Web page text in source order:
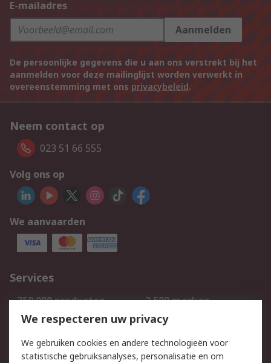
E-mailadres
Aanmelden
De persoonlijke gegevens die u aan ons verstrekt bij het
aanmelden voor deze mailinglijst worden verwerkt in
overeenstemming met ons privacybeleid.
Neem contact op
023 51 66 555
Volg ons op
We aanvaarden
Services
750.000 producten
2.500 merken
Bestellen
Inkoopoplossingen
Track & Trace
We respecteren uw privacy
We gebruiken cookies en andere technologieën voor
statistische gebruiksanalyses, personalisatie en om